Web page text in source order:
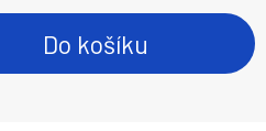
Do košíku